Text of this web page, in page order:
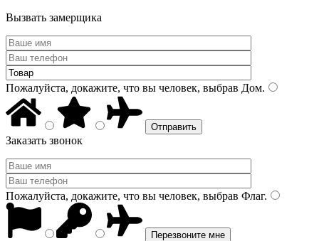
Вызвать замерщика
Пожалуйста, докажите, что вы человек, выбрав Дом.
Заказать звонок
Пожалуйста, докажите, что вы человек, выбрав Флаг.